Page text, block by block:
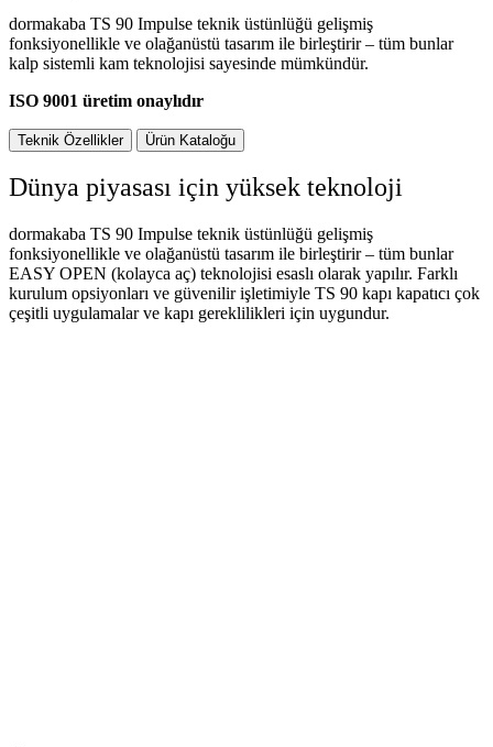
dormakaba TS 90 Impulse teknik üstünlüğü gelişmiş
fonksiyonellikle ve olağanüstü tasarım ile birleştirir – tüm bunlar
kalp sistemli kam teknolojisi sayesinde mümkündür.
ISO 9001 üretim onaylıdır
Teknik Özellikler Ürün Kataloğu
Dünya piyasası için yüksek teknoloji
dormakaba TS 90 Impulse teknik üstünlüğü gelişmiş
fonksiyonellikle ve olağanüstü tasarım ile birleştirir – tüm bunlar
EASY OPEN (kolayca aç) teknolojisi esaslı olarak yapılır. Farklı
kurulum opsiyonları ve güvenilir işletimiyle TS 90 kapı kapatıcı çok
çeşitli uygulamalar ve kapı gereklilikleri için uygundur.